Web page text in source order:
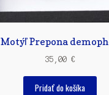
Motýľ Prepona
35,00 €
Pridať do košíka